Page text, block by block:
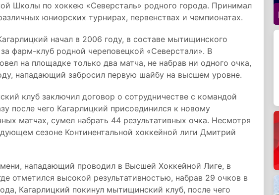
Школы по хоккею «Северсталь» родного города. Принимал
юниорских турнирах, первенствах и чемпионатах.
начал в 2006 году, в составе мытищинского
фарм-клуб родной череповецкой «Северстали». В
на площадке только два матча, не набрав ни одного очка,
нападающий забросил первую шайбу на высшем уровне.
клуб заключил договор о сотрудничестве с командой
после чего Кагарлицкий присоединился к новому
матчах, сумел набрать 44 результативных очка. Несмотря
сезоне Континентальной хоккейной лиги Дмитрий
нападающий проводил в Высшей Хоккейной Лиге, в
отметился высокой результативностью, набрав 29 очков в
Кагарлицкий покинул мытищинский клуб, после чего